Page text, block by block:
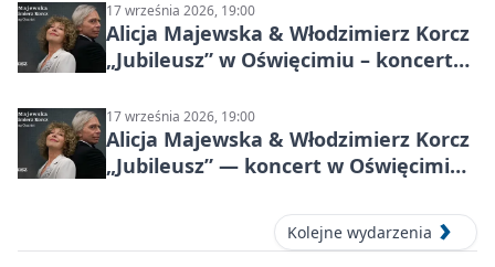
17 września 2026, 19:00
Alicja Majewska & Włodzimierz Korcz
„Jubileusz” w Oświęcimiu – koncert
17 września 2026, 19:00
Alicja Majewska & Włodzimierz Korcz
„Jubileusz” — koncert w Oświęcimiu,
Kolejne wydarzenia